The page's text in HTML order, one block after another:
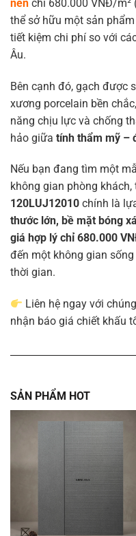
nền chỉ 680.000 VNĐ/m²
thể sở hữu một sản
tiết kiệm chi phí so với
Âu.
Bên cạnh đó, gạch được
xương porcelain bền
năng chịu lực và chống
hảo giữa tính thẩm mỹ –
Nếu bạn đang tìm một
không gian phòng khách,
120LUJ12010 chính là
thước lớn, bề mặt bóng
giá hợp lý chỉ 680.000
đến một không gian
thời gian.
Liên hệ ngay với
nhận báo giá chiết khấu
SẢN PHẨM HOT